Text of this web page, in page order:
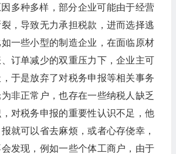
多种多样，部分企业可能由于经营
，导致无力承担税款，进而选择逃
一些小型的制造企业，在面临原材
订单减少的双重压力下，企业主可
于是放弃了对税务申报等相关事务
非正常户，也存在一些纳税人缺乏
对税务申报的重要性认识不足，他
就可以省去麻烦，或者心存侥幸，
发现，例如一些个体工商户，由于